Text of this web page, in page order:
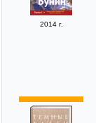
2014 г.